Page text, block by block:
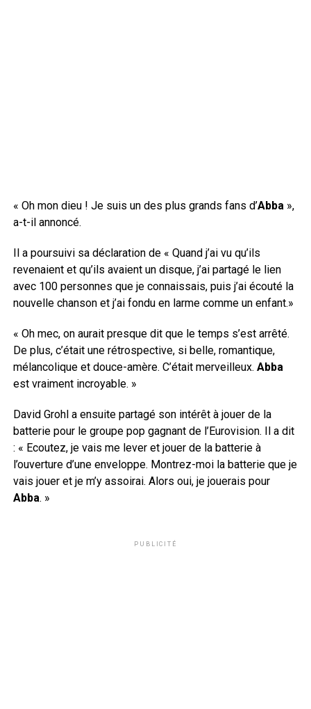
« Oh mon dieu ! Je suis un des plus grands fans d’Abba»,
a-t-il annoncé.
Il a poursuivi sa déclaration de « Quand j’ai vu qu’ils
revenaient et qu’ils avaient un disque, j’ai partagé le lien
avec 100 personnes que je connaissais, puis j’ai écouté la
nouvelle chanson et j’ai fondu en larme comme un enfant.»
« Oh mec, on aurait presque dit que le temps s’est arrêté.
De plus, c’était une rétrospective, si belle, romantique,
mélancolique et douce-amère. C’était merveilleux. Abba
est vraiment incroyable. »
David Grohl a ensuite partagé son intérêt à jouer de la
batterie pour le groupe pop gagnant de l’Eurovision. Il a dit
: « Ecoutez, je vais me lever et jouer de la batterie à
l’ouverture d’une enveloppe. Montrez-moi la batterie que je
vais jouer et je m’y assoirai. Alors oui, je jouerais pour
Abba. »
PUBLICITÉ